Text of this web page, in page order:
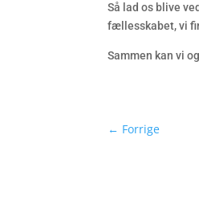
Så lad os blive
fællesskabet, vi
Sammen kan vi
← Forrige